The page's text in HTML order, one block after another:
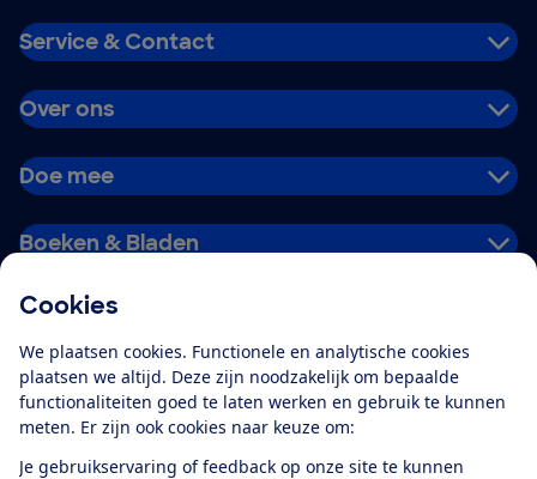
Cookies
We plaatsen cookies. Functionele en analytische cookies
plaatsen we altijd. Deze zijn noodzakelijk om bepaalde
functionaliteiten goed te laten werken en gebruik te kunnen
meten. Er zijn ook cookies naar keuze om:
Je gebruikservaring of feedback op onze site te kunnen
Service & Contact
Over ons
Doe mee
Boeken & Bladen
Alles over de